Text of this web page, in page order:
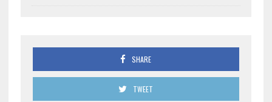
SHARE
TWEET